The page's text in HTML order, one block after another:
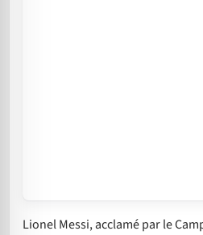
Lionel Messi, acclamé par le